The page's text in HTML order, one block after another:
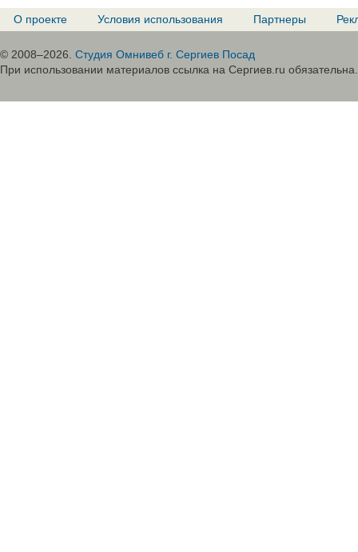
О проекте Условия использования Партнеры
© 2008–2026. Студия Омнивеб г. Сергиев Посад
При использовании материалов ссылка на Сергиев.ru обязательна.